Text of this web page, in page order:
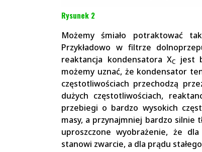
Rysunek 2
Możemy śmiało potraktować
Przykładowo w filtrze
reaktancja kondensatora XC
jest
możemy uznać, że kondensator
częstotliwościach przechodzą
dużych częstotliwościach,
przebiegi o bardzo wysokich
masy, a przynajmniej bardzo silnie
uproszczone wyobrażenie, że
stanowi zwarcie, a dla prądu